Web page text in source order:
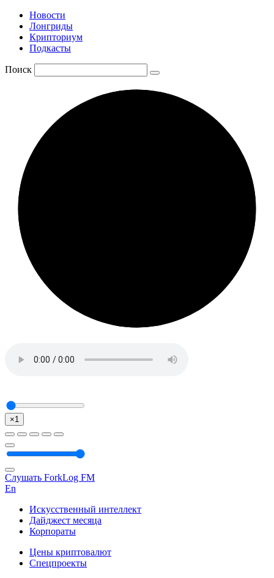
Новости
Лонгриды
Крипториум
Подкасты
Поиск
×1
Слушать ForkLog FM
En
Искусственный интеллект
Дайджест месяца
Корпораты
Цены криптовалют
Спецпроекты